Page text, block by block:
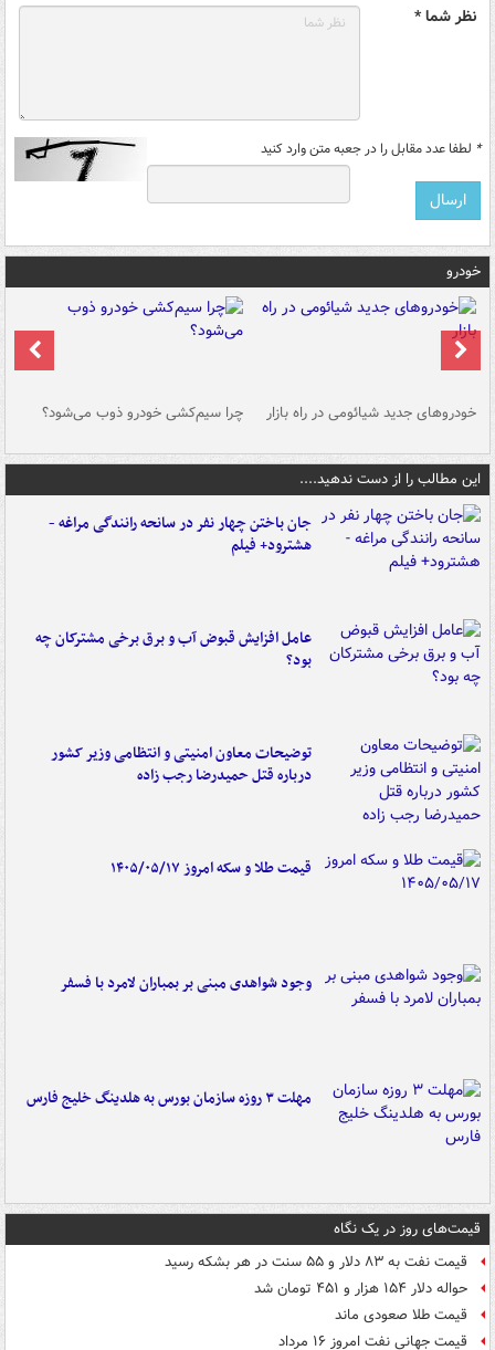
نظر شما *
* لطفا عدد مقابل را در جعبه متن وارد کنید
خودرو
خودروهای جدید شیائومی در راه بازار چرا سیم‌کشی خودرو ذوب می‌شود؟
این مطالب را از دست ندهید....
جان باختن چهار نفر در سانحه رانندگی مراغه -
هشترود+ فیلم
عامل افزایش قبوض آب و برق برخی مشترکان چه
بود؟
توضیحات معاون امنیتی و انتظامی وزیر کشور
درباره قتل حمیدرضا رجب زاده
قیمت طلا و سکه امروز ۱۴۰۵/۰۵/۱۷
وجود شواهدی مبنی بر بمباران لامرد با فسفر
مهلت ۳ روزه سازمان بورس به هلدینگ خلیج فارس
قیمت‌های روز در یک نگاه
قیمت نفت به ۸۳ دلار و ۵۵ سنت در هر بشکه رسید
حواله دلار ۱۵۴ هزار و ۴۵۱ تومان شد
قیمت طلا صعودی ماند
قیمت جهانی نفت امروز ۱۶ مرداد